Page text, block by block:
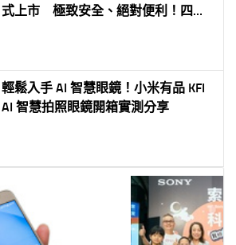
式上市 極致安全、絕對便利！四款
輕鬆入手 AI 智慧眼鏡！小米有品 KFI
AI 智慧拍照眼鏡開箱實測分享